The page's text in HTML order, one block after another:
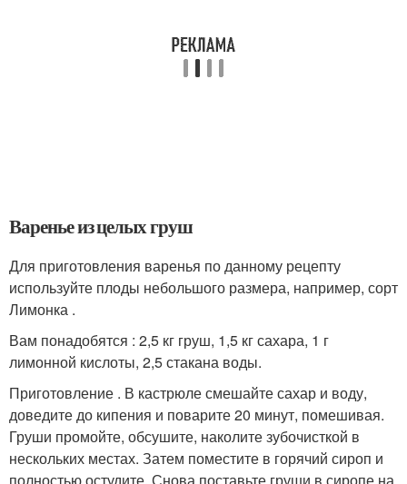
Варенье из целых груш
Для приготовления варенья по данному рецепту
используйте плоды небольшого размера, например, сорт
Лимонка .
Вам понадобятся : 2,5 кг груш, 1,5 кг сахара, 1 г
лимонной кислоты, 2,5 стакана воды.
Приготовление . В кастрюле смешайте сахар и воду,
доведите до кипения и поварите 20 минут, помешивая.
Груши промойте, обсушите, наколите зубочисткой в
нескольких местах. Затем поместите в горячий сироп и